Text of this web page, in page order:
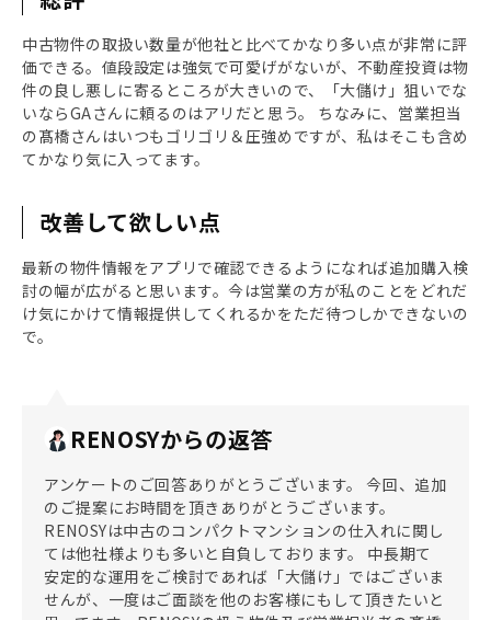
中古物件の取扱い数量が他社と比べてかなり多い点が非常に評
価できる。値段設定は強気で可愛げがないが、不動産投資は物
件の良し悪しに寄るところが大きいので、「大儲け」狙いでな
いならGAさんに頼るのはアリだと思う。 ちなみに、営業担当
の髙橋さんはいつもゴリゴリ＆圧強めですが、私はそこも含め
てかなり気に入ってます。
改善して欲しい点
最新の物件情報をアプリで確認できるようになれば追加購入検
討の幅が広がると思います。今は営業の方が私のことをどれだ
け気にかけて情報提供してくれるかをただ待つしかできないの
で。
RENOSYからの返答
アンケートのご回答ありがとうございます。 今回、追加
のご提案にお時間を頂きありがとうございます。
RENOSYは中古のコンパクトマンションの仕入れに関し
ては他社様よりも多いと自負しております。 中長期て
安定的な運用をご検討であれば「大儲け」ではございま
せんが、一度はご面談を他のお客様にもして頂きたいと